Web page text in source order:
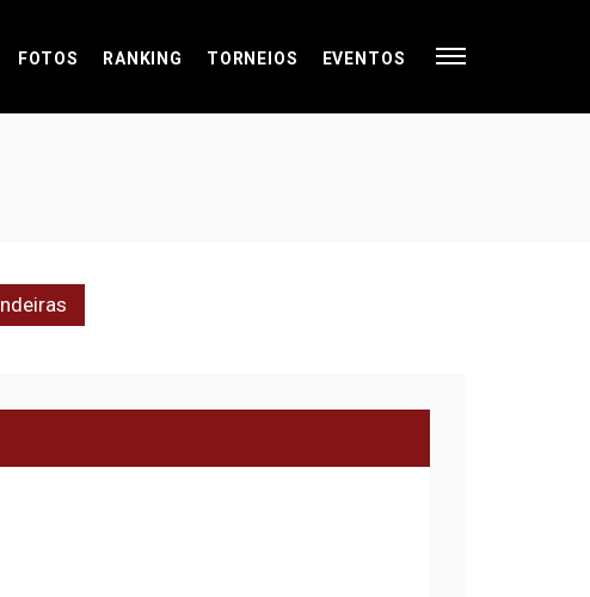
FOTOS RANKING TORNEIOS EVENTOS